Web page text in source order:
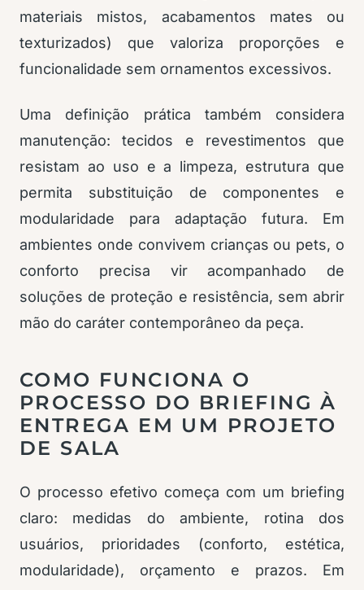
materiais mistos, acabamentos mates ou
texturizados) que valoriza proporções e
funcionalidade sem ornamentos excessivos.
Uma definição prática também considera
manutenção: tecidos e revestimentos que
resistam ao uso e a limpeza, estrutura que
permita substituição de componentes e
modularidade para adaptação futura. Em
ambientes onde convivem crianças ou pets, o
conforto precisa vir acompanhado de
soluções de proteção e resistência, sem abrir
mão do caráter contemporâneo da peça.
COMO FUNCIONA O
PROCESSO DO BRIEFING À
ENTREGA EM UM PROJETO
DE SALA
O processo efetivo começa com um briefing
claro: medidas do ambiente, rotina dos
usuários, prioridades (conforto, estética,
modularidade), orçamento e prazos. Em